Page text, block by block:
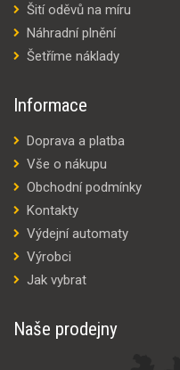
Šití oděvů na míru
Náhradní plnění
Šetříme náklady
Informace
Doprava a platba
Vše o nákupu
Obchodní podmínky
Kontakty
Výdejní automaty
Výrobci
Jak vybrat
Naše prodejny